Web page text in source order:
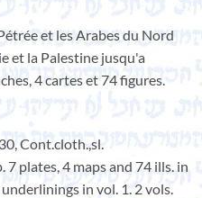
et les Arabes du Nord
et la Palestine jusqu'a
4 cartes et 74 figures.
Cont.cloth.,sl.
plates, 4 maps and 74 ills. in
in vol. 1. 2 vols.